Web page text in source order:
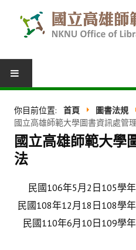
我的圖書館
借閱紀錄
館際合作
表單下載
你目前位置: 首頁
圖書法規
國立高雄師範大學圖書資訊處管
國立高雄師範大學
法
民國106年5月2日105學
民國108年12月18日108學
民國110年6月10日109學